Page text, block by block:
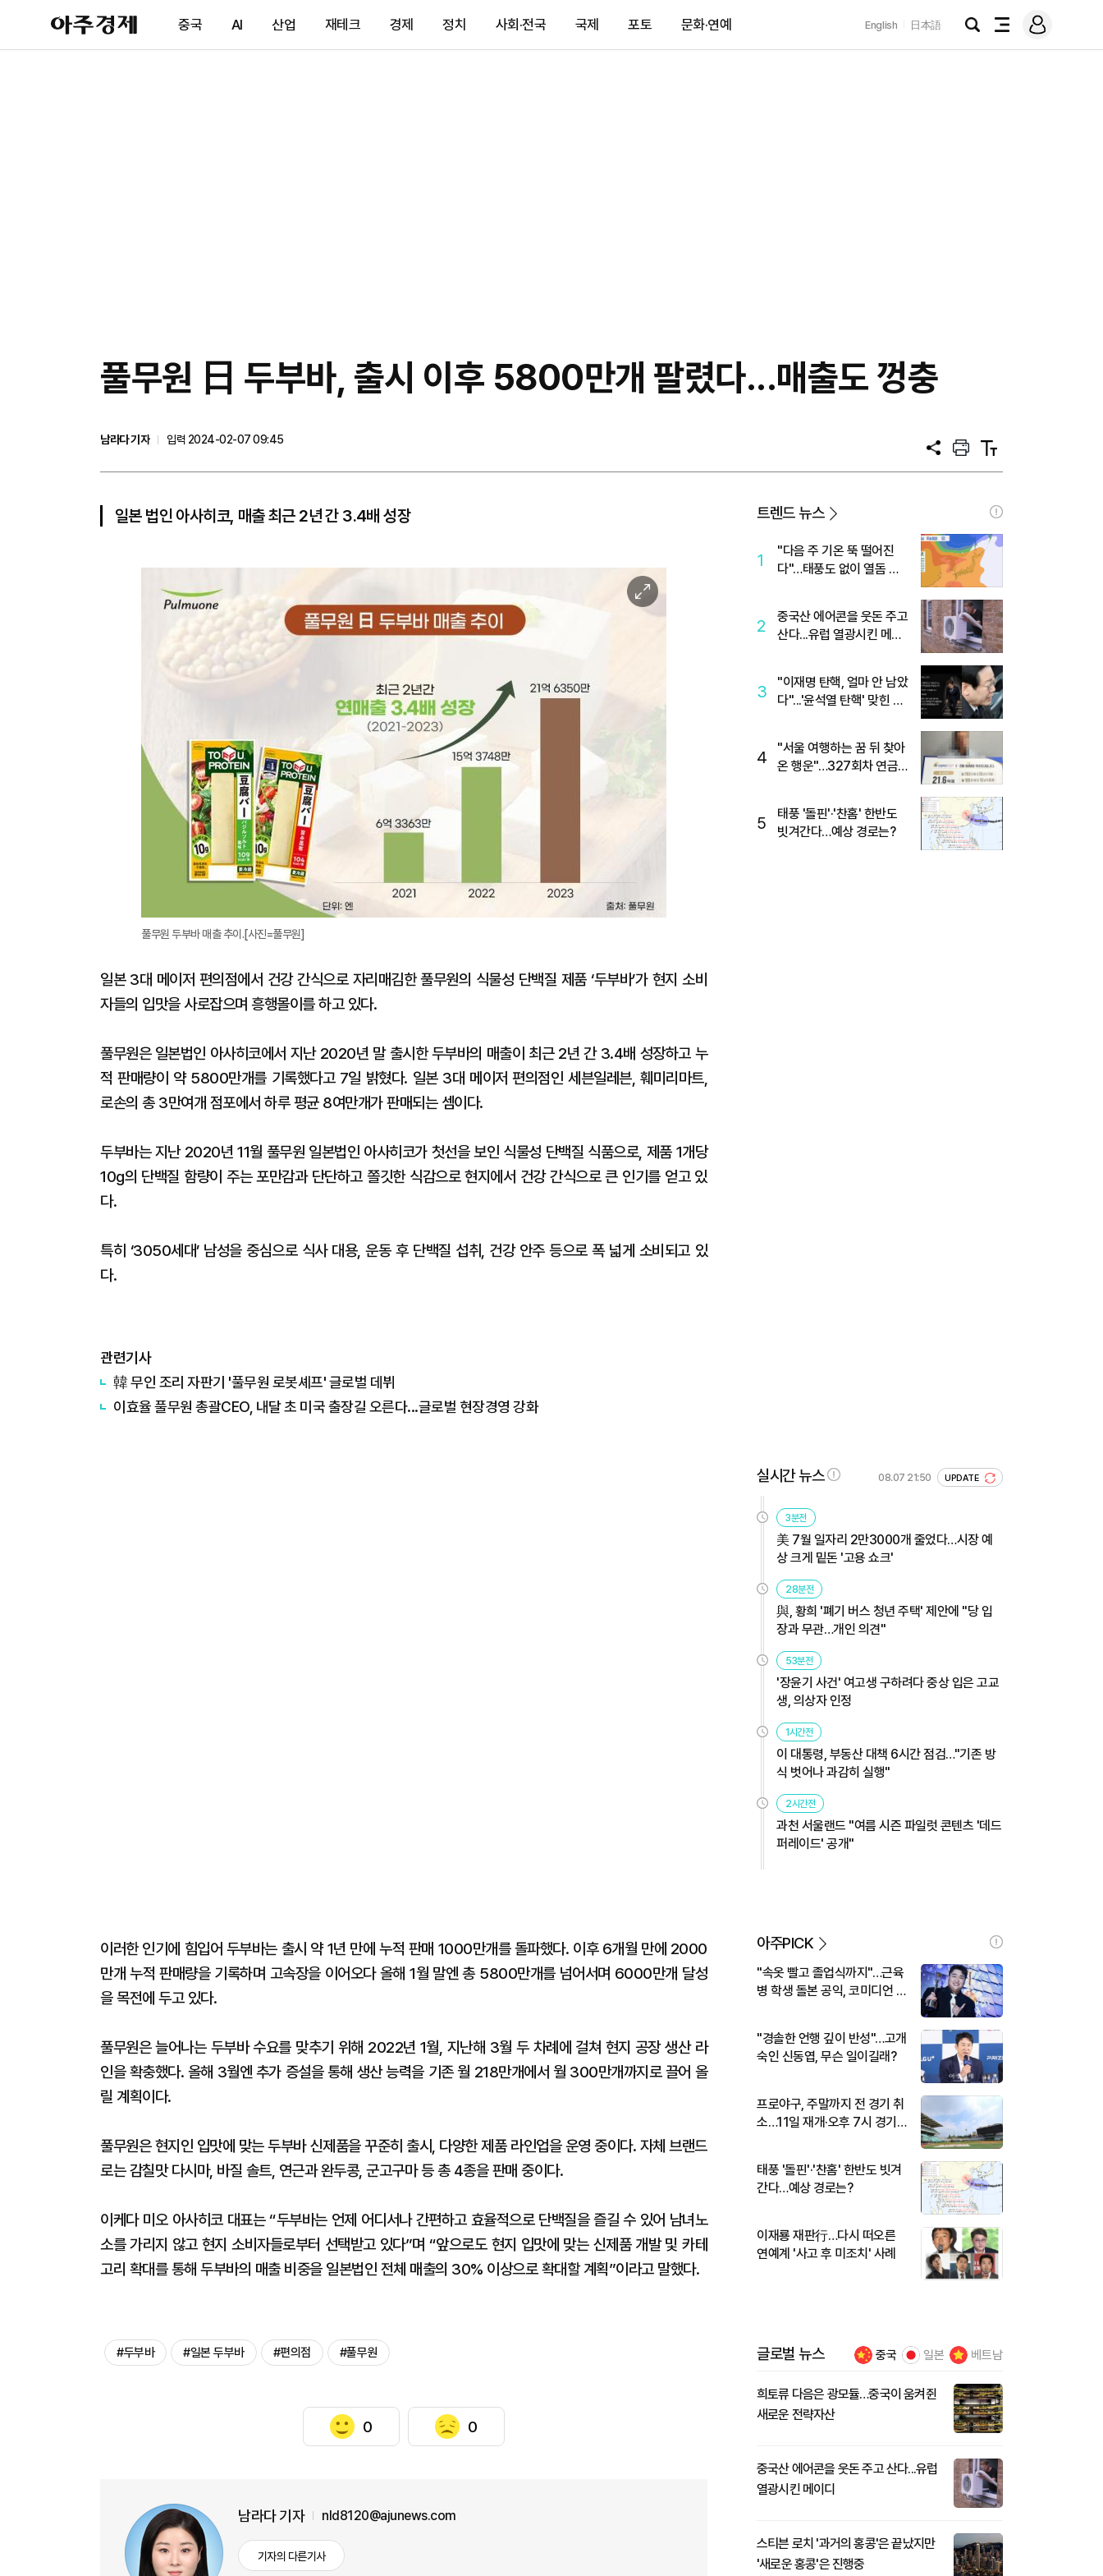
아
주
제
중국 AI 산업 재테크 경제 정치 사회·전국 국제 포토 문화·연예 English 日本語
검
전
메
그
풀무원 日 두부바, 출시 이후 5800만개 팔렸다...매출도 껑충
남라다 기자
입력 2024-02-07 09:45
공
프
트
텍
트
일본 법인 아사히코, 매출 최근 2년 간 3.4배 성장
이
미
풀무원 두부바 매출 추이.[사진=풀무원]
일본 3대 메이저 편의점에서 건강 간식으로 자리매김한 풀무원의 식물성 단백질 제품 ‘두부바’가 현지 소비
자들의 입맛을 사로잡으며 흥행몰이를 하고 있다.
풀무원은 일본법인 아사히코에서 지난 2020년 말 출시한 두부바의 매출이 최근 2년 간 3.4배 성장하고 누
적 판매량이 약 5800만개를 기록했다고 7일 밝혔다. 일본 3대 메이저 편의점인 세븐일레븐, 훼미리마트,
로손의 총 3만여개 점포에서 하루 평균 8여만개가 판매되는 셈이다.
두부바는 지난 2020년 11월 풀무원 일본법인 아사히코가 첫선을 보인 식물성 단백질 식품으로, 제품 1개당
10g의 단백질 함량이 주는 포만감과 단단하고 쫄깃한 식감으로 현지에서 건강 간식으로 큰 인기를 얻고 있
다.
특히 ‘3050세대’ 남성을 중심으로 식사 대용, 운동 후 단백질 섭취, 건강 안주 등으로 폭 넓게 소비되고 있
다.
관련기사
韓 무인 조리 자판기 '풀무원 로봇셰프' 글로벌 데뷔
이효율 풀무원 총괄CEO, 내달 초 미국 출장길 오른다...글로벌 현장경영 강화
이러한 인기에 힘입어 두부바는 출시 약 1년 만에 누적 판매 1000만개를 돌파했다. 이후 6개월 만에 2000
만개 누적 판매량을 기록하며 고속장을 이어오다 올해 1월 말엔 총 5800만개를 넘어서며 6000만개 달성
을 목전에 두고 있다.
풀무원은 늘어나는 두부바 수요를 맞추기 위해 2022년 1월, 지난해 3월 두 차례에 걸쳐 현지 공장 생산 라
인을 확충했다. 올해 3월엔 추가 증설을 통해 생산 능력을 기존 월 218만개에서 월 300만개까지로 끌어 올
릴 계획이다.
풀무원은 현지인 입맛에 맞는 두부바 신제품을 꾸준히 출시, 다양한 제품 라인업을 운영 중이다. 자체 브랜드
로는 감칠맛 다시마, 바질 솔트, 연근과 완두콩, 군고구마 등 총 4종을 판매 중이다.
이케다 미오 아사히코 대표는 “두부바는 언제 어디서나 간편하고 효율적으로 단백질을 즐길 수 있어 남녀노
소를 가리지 않고 현지 소비자들로부터 선택받고 있다”며 “앞으로도 현지 입맛에 맞는 신제품 개발 및 카테
고리 확대를 통해 두부바의 매출 비중을 일본법인 전체 매출의 30% 이상으로 확대할 계획”이라고 말했다.
#두부바 #일본 두부바 #편의점 #풀무원
0 0
남라다 기자 nld8120@ajunews.com
기자의 다른기사
트렌드 뉴스
1
"다음 주 기온 뚝 떨어진
다"…태풍도 없이 열돔 박
2
중국산 에어콘을 웃돈 주고
산다...유럽 열광시킨 메이
3
"이재명 탄핵, 얼마 안 남았
다"...'윤석열 탄핵' 맞힌 무
4
"서울 여행하는 꿈 뒤 찾아
온 행운"…327회차 연금
5
태풍 '돌핀'·'찬홈' 한반도
빗겨간다…예상 경로는?
실시간 뉴스 08.07 21:50 UPDATE
3분전
美 7월 일자리 2만3000개 줄었다…시장 예
상 크게 밑돈 '고용 쇼크'
28분전
與, 황희 '폐기 버스 청년 주택' 제안에 "당 입
장과 무관…개인 의견"
53분전
'장윤기 사건' 여고생 구하려다 중상 입은 고교
생, 의상자 인정
1시간전
이 대통령, 부동산 대책 6시간 점검…"기존 방
식 벗어나 과감히 실행"
2시간전
과천 서울랜드 "여름 시즌 파일럿 콘텐츠 '데드
퍼레이드' 공개"
아주PICK
"속옷 빨고 졸업식까지"…근육
병 학생 돌본 공익, 코미디언 김
"경솔한 언행 깊이 반성"…고개
숙인 신동엽, 무슨 일이길래?
프로야구, 주말까지 전 경기 취
소…11일 재개·오후 7시 경기
태풍 '돌핀'·'찬홈' 한반도 빗겨
간다…예상 경로는?
이재룡 재판行…다시 떠오른
연예계 '사고 후 미조치' 사례
글로벌 뉴스 중국 일본 베트남
희토류 다음은 광모듈…중국이 움켜쥔
새로운 전략자산
중국산 에어콘을 웃돈 주고 산다...유럽
열광시킨 메이디
스티븐 로치 '과거의 홍콩'은 끝났지만
'새로운 홍콩'은 진행중